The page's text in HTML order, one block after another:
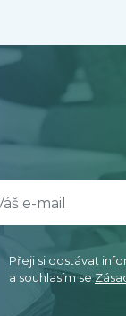
Přeji si dostávat
a souhlasím se